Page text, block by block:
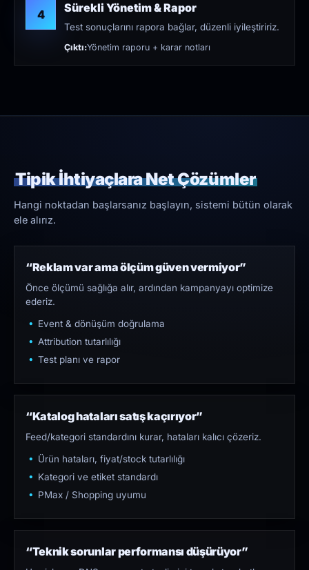
4 Sürekli Yönetim & Rapor
Test sonuçlarını rapora bağlar, düzenli iyileştiririz.
Çıktı:Yönetim raporu + karar notları
Tipik İhtiyaçlara Net Çözümler
Hangi noktadan başlarsanız başlayın, sistemi bütün olarak
ele alırız.
“Reklam var ama ölçüm güven vermiyor”
Önce ölçümü sağlığa alır, ardından kampanyayı optimize
ederiz.
Event & dönüşüm doğrulama
Attribution tutarlılığı
Test planı ve rapor
“Katalog hataları satış kaçırıyor”
Feed/kategori standardını kurar, hataları kalıcı çözeriz.
Ürün hataları, fiyat/stock tutarlılığı
Kategori ve etiket standardı
PMax / Shopping uyumu
“Teknik sorunlar performansı düşürüyor”